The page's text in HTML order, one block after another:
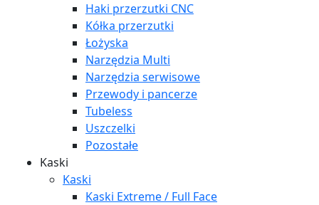
Haki przerzutki CNC
Kółka przerzutki
Łożyska
Narzędzia Multi
Narzędzia serwisowe
Przewody i pancerze
Tubeless
Uszczelki
Pozostałe
Kaski
Kaski
Kaski Extreme / Full Face